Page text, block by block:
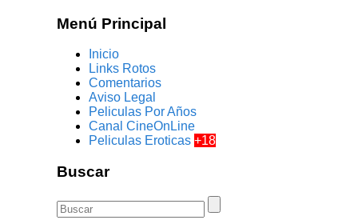
Menú Principal
Inicio
Links Rotos
Comentarios
Aviso Legal
Peliculas Por Años
Canal CineOnLine
Peliculas Eroticas+18
Buscar